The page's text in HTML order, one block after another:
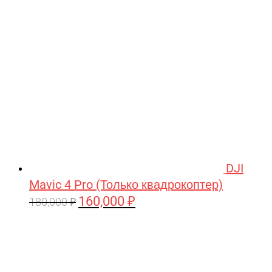
DJI
Mavic 4 Pro (Только квадрокоптер)
180,000₽ Первоначальная
160,000 ₽